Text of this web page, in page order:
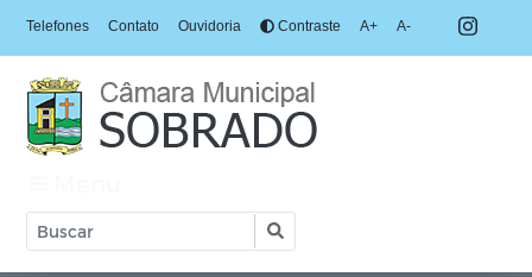
Telefones Contato Ouvidoria Contraste A+ A-